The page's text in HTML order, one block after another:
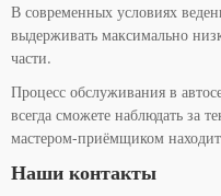
В современных условиях
выдерживать максимально
части.
Процесс обслуживания в
всегда сможете наблюдать за
мастером-приёмщиком
Наши контакты